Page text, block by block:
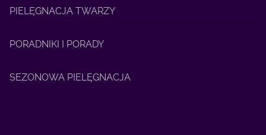
PIELĘGNACJA TWARZY
PORADNIKI I PORADY
SEZONOWA PIELĘGNACJA